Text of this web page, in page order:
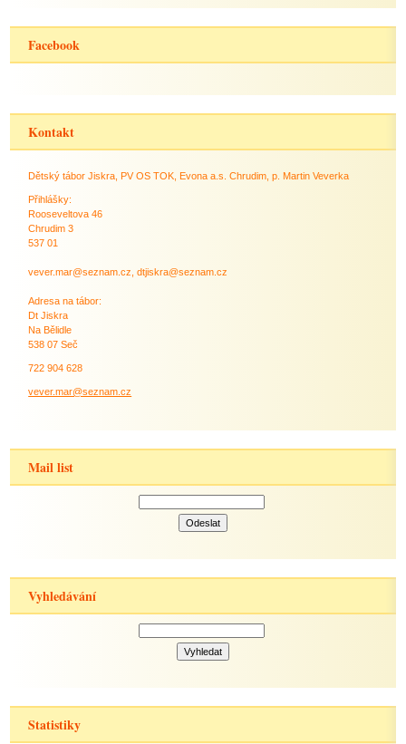
Facebook
Kontakt
Dětský tábor Jiskra, PV OS TOK, Evona a.s. Chrudim, p. Martin Veverka
Přihlášky:
Rooseveltova 46
Chrudim 3
537 01
vever.mar@seznam.cz, dtjiskra@seznam.cz
Adresa na tábor:
Dt Jiskra
Na Bělidle
538 07 Seč
722 904 628
vever.mar@seznam.cz
Mail list
Vyhledávání
Statistiky